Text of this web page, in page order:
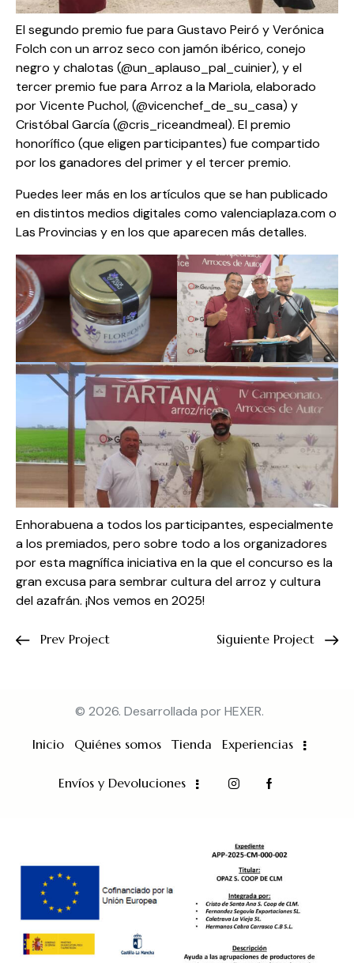
El segundo premio fue para Gustavo Peiró y Verónica
Folch con un arroz seco con jamón ibérico, conejo
negro y chalotas (@un_aplauso_pal_cuinier), y el
tercer premio fue para Arroz a la Mariola, elaborado
por Vicente Puchol, (@vicenchef_de_su_casa) y
Cristóbal García (@cris_riceandmeal). El premio
honorífico (que eligen participantes) fue compartido
por los ganadores del primer y el tercer premio.
Puedes leer más en los artículos que se han publicado
en distintos medios digitales como valenciaplaza.como
Las Provincias y en los que aparecen más detalles.
Enhorabuena a todos los participantes, especialmente
a los premiados, pero sobre todo a los organizadores
por esta magnífica iniciativa en la que el concurso es la
gran excusa para sembrar cultura del arroz y cultura
del azafrán. ¡Nos vemos en 2025!
Prev Project Siguiente Project
© 2026. Desarrollada porHEXER.
Inicio Quiénes somos Tienda Experiencias
Envíos y Devoluciones